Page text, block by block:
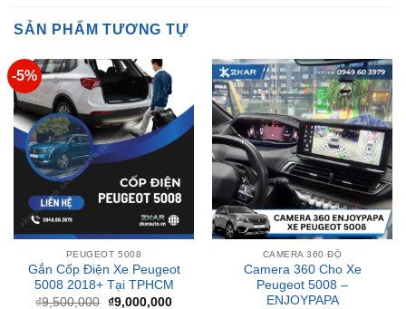
-5%
PEUGEOT 5008
Gắn Cốp Điện Xe Peugeot
5008 2018+ Tại TPHCM
9,500,000 Giá
gốc
là:
₫9,500,000.
₫9,000,000
hiện
tại
là:
₫9,000,000.
CAMERA 360 ĐỘ
Camera 360 Cho Xe
Peugeot 5008 –
ENJOYPAPA
Liên hệ nhận giá ưu đãi